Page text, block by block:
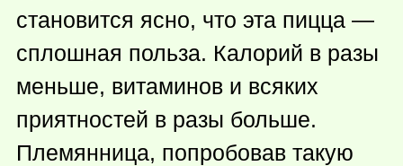
становится ясно, что эта пицца —
сплошная польза. Калорий в разы
меньше, витаминов и всяких
приятностей в разы больше.
Племянница, попробовав такую